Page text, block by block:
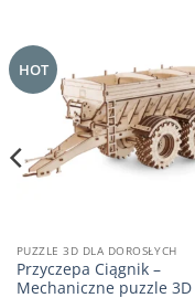
HOT
PUZZLE 3D DLA DOROSŁYCH
Przyczepa Ciągnik –
Mechaniczne puzzle 3D